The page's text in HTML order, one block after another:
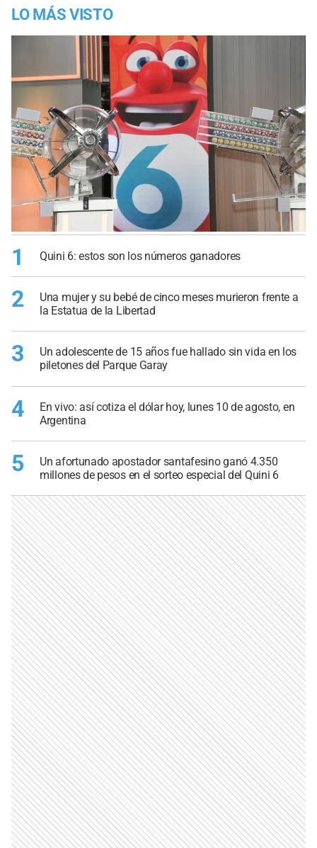
LO MÁS VISTO
1 Quini 6: estos son los números ganadores
2
Una mujer y su bebé de cinco meses murieron frente a
la Estatua de la Libertad
3
Un adolescente de 15 años fue hallado sin vida en los
piletones del Parque Garay
4
En vivo: así cotiza el dólar hoy, lunes 10 de agosto, en
Argentina
5
Un afortunado apostador santafesino ganó 4.350
millones de pesos en el sorteo especial del Quini 6